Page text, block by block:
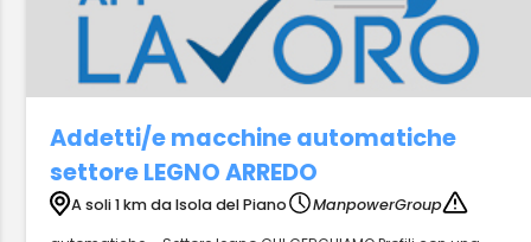
Addetti/e macchine automatiche
settore LEGNO ARREDO
A soli 1 km da Isola del Piano
ManpowerGroup